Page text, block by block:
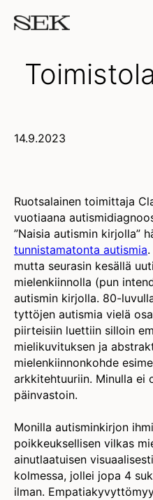
14.9.2023
Ruotsalainen toimittaja
vuotiaana
”Naisia autismin kirjolla”
tunnistamatonta autismia
mutta seurasin kesällä
mielenkiinnolla (pun
autismin kirjolla. 80-
tyttöjen autismia vielä
piirteisiin luettiin silloin
mielikuvituksen ja
mielenkiinnonkohde
arkkitehtuuriin. Minulla ei
päinvastoin.
Monilla autisminkirjon
poikkeuksellisen vilkas
ainutlaatuisen
kolmessa, jollei jopa 4
ilman.